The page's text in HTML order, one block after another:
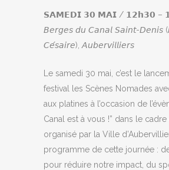
𝗦𝗔𝗠𝗘𝗗𝗜 𝟯𝟬 𝗠𝗔𝗜 / 𝟭𝟮𝗵𝟯𝟬 –
𝘉𝘦𝘳𝘨𝘦𝘴 𝘥𝘶 𝘊𝘢𝘯𝘢𝘭 𝘚𝘢𝘪𝘯𝘵-𝘋𝘦𝘯𝘪𝘴
𝘊𝘦́𝘴𝘢𝘪𝘳𝘦), 𝘈𝘶𝘣𝘦𝘳𝘷𝘪𝘭𝘭𝘪𝘦𝘳𝘴
Le samedi 30 mai, c’est le
festival les Scènes Nomades
aux platines à l’occasion de
Canal est à vous !” dans le
organisé par la Ville
programme de cette journée :
pour réduire notre impact, du